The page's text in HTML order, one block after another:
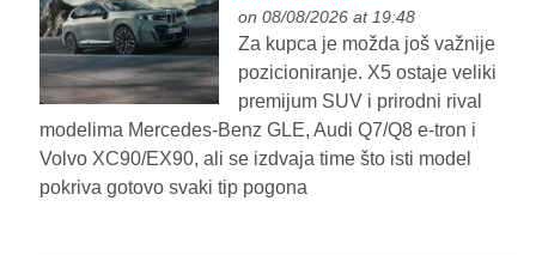
on 08/08/2026 at 19:48
Za kupca je možda još važnije
pozicioniranje. X5 ostaje veliki
premijum SUV i prirodni rival
modelima Mercedes-Benz GLE, Audi Q7/Q8 e-tron i
Volvo XC90/EX90, ali se izdvaja time što isti model
pokriva gotovo svaki tip pogona